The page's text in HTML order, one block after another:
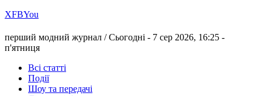
ХFBYou
перший модний журнал /Сьогодні - 7 сер 2026, 16:25 -
п'ятниця
Всі статті
Події
Шоу та передачі